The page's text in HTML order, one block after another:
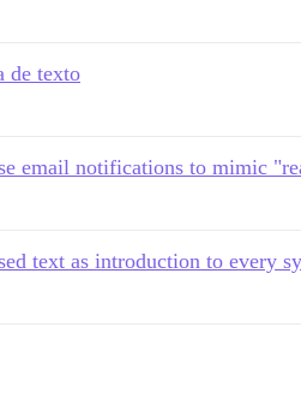
de texto
email notifications to mimic
text as introduction to every